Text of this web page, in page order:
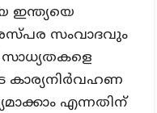
സംവാദവും
സാധ്യതകളെ
കാര്യനിർവഹണ
എന്നതിന്